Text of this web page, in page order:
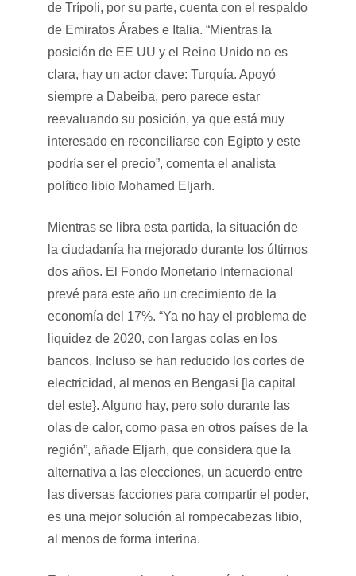
de Trípoli, por su parte, cuenta con el respaldo
de Emiratos Árabes e Italia. “Mientras la
posición de EE UU y el Reino Unido no es
clara, hay un actor clave: Turquía. Apoyó
siempre a Dabeiba, pero parece estar
reevaluando su posición, ya que está muy
interesado en reconciliarse con Egipto y este
podría ser el precio”, comenta el analista
político libio Mohamed Eljarh.
Mientras se libra esta partida, la situación de
la ciudadanía ha mejorado durante los últimos
dos años. El Fondo Monetario Internacional
prevé para este año un crecimiento de la
economía del 17%. “Ya no hay el problema de
liquidez de 2020, con largas colas en los
bancos. Incluso se han reducido los cortes de
electricidad, al menos en Bengasi [la capital
del este}. Alguno hay, pero solo durante las
olas de calor, como pasa en otros países de la
región”, añade Eljarh, que considera que la
alternativa a las elecciones, un acuerdo entre
las diversas facciones para compartir el poder,
es una mejor solución al rompecabezas libio,
al menos de forma interina.